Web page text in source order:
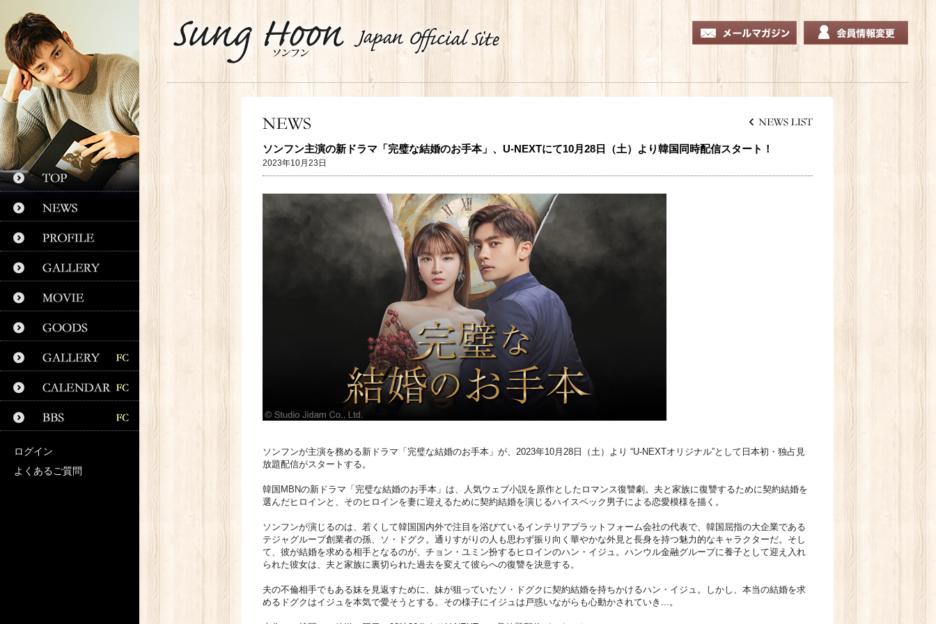
ログイン
よくあるご質問
ソンフン主演の新ドラマ「完璧な結婚のお手本」、U-NEXTにて10月28日（土）より韓国同時配信スタート！
2023年10月23日
ソンフンが主演を務める新ドラマ「完璧な結婚のお手本」が、2023年10月28日（土）より “U-NEXTオリジナル”として日本初・独占見
放題配信がスタートする。
韓国MBNの新ドラマ「完璧な結婚のお手本」は、人気ウェブ小説を原作としたロマンス復讐劇。夫と家族に復讐するために契約結婚を
選んだヒロインと、そのヒロインを妻に迎えるために契約結婚を演じるハイスペック男子による恋愛模様を描く。
ソンフンが演じるのは、若くして韓国国内外で注目を浴びているインテリアプラットフォーム会社の代表で、韓国屈指の大企業である
テジャグループ創業者の孫、ソ・ドグク。通りすがりの人も思わず振り向く華やかな外見と長身を持つ魅力的なキャラクターだ。そし
て、彼が結婚を求める相手となるのが、チョン・ユミン扮するヒロインのハン・イジュ。ハンウル金融グループに養子として迎え入れ
られた彼女は、夫と家族に裏切られた過去を変えて彼らへの復讐を決意する。
夫の不倫相手でもある妹を見返すために、妹が狙っていたソ・ドグクに契約結婚を持ちかけるハン・イジュ。しかし、本当の結婚を求
めるドグクはイジュを本気で愛そうとする。その様子にイジュは戸惑いながらも心動かされていき...。